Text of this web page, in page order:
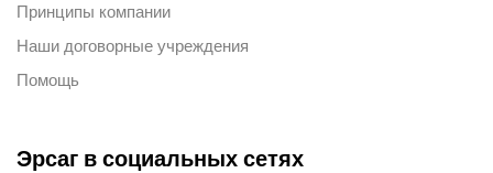
Принципы компании
Наши договорные учреждения
Помощь
Эрсаг в социальных сетях